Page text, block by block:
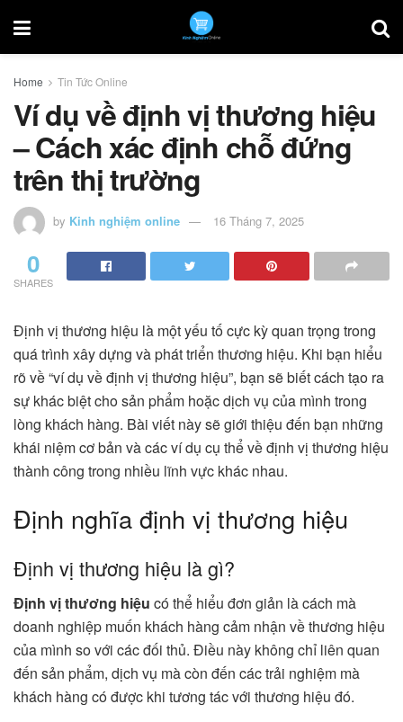
Home Tin Tức Online
Ví dụ về định vị thương hiệu
– Cách xác định chỗ đứng
trên thị trường
by Kinh nghiệm online 16 Tháng 7, 2025
0
SHARES
Định vị thương hiệu là một yếu tố cực kỳ quan trọng trong
quá trình xây dựng và phát triển thương hiệu. Khi bạn hiểu
rõ về “ví dụ về định vị thương hiệu”, bạn sẽ biết cách tạo ra
sự khác biệt cho sản phẩm hoặc dịch vụ của mình trong
lòng khách hàng. Bài viết này sẽ giới thiệu đến bạn những
khái niệm cơ bản và các ví dụ cụ thể về định vị thương hiệu
thành công trong nhiều lĩnh vực khác nhau.
Định nghĩa định vị thương hiệu
Định vị thương hiệu là gì?
Định vị thương hiệu có thể hiểu đơn giản là cách mà
doanh nghiệp muốn khách hàng cảm nhận về thương hiệu
của mình so với các đối thủ. Điều này không chỉ liên quan
đến sản phẩm, dịch vụ mà còn đến các trải nghiệm mà
khách hàng có được khi tương tác với thương hiệu đó.